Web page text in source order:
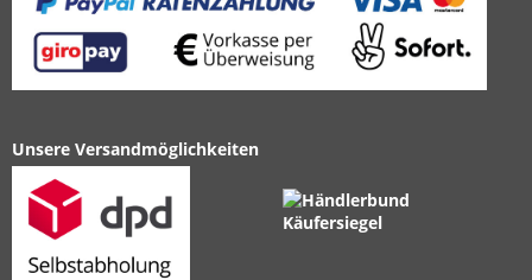
Unsere Versandmöglichkeiten